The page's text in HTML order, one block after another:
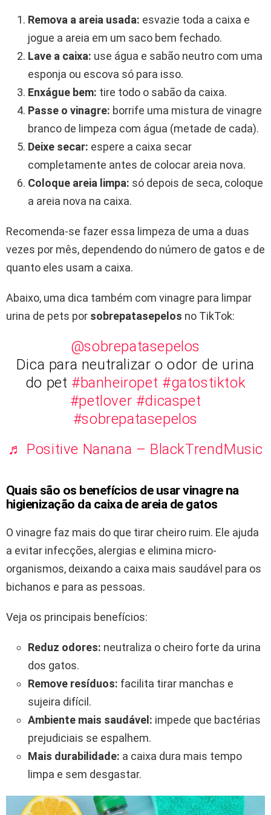
Remova a areia usada: esvazie toda a caixa e
jogue a areia em um saco bem fechado.
Lave a caixa: use água e sabão neutro com uma
esponja ou escova só para isso.
Enxágue bem: tire todo o sabão da caixa.
Passe o vinagre: borrife uma mistura de vinagre
branco de limpeza com água (metade de cada).
Deixe secar: espere a caixa secar
completamente antes de colocar areia nova.
Coloque areia limpa: só depois de seca, coloque
a areia nova na caixa.
Recomenda-se fazer essa limpeza de uma a duas
vezes por mês, dependendo do número de gatos e de
quanto eles usam a caixa.
Abaixo, uma dica também com vinagre para limpar
urina de pets por sobrepatasepelos no TikTok:
@sobrepatasepelos
Dica para neutralizar o odor de urina
do pet #banheiropet #gatostiktok
#petlover #dicaspet
#sobrepatasepelos
♬ Positive Nanana – BlackTrendMusic
Quais são os benefícios de usar vinagre na
higienização da caixa de areia de gatos
O vinagre faz mais do que tirar cheiro ruim. Ele ajuda
a evitar infecções, alergias e elimina micro-
organismos, deixando a caixa mais saudável para os
bichanos e para as pessoas.
Veja os principais benefícios:
Reduz odores: neutraliza o cheiro forte da urina
dos gatos.
Remove resíduos: facilita tirar manchas e
sujeira difícil.
Ambiente mais saudável: impede que bactérias
prejudiciais se espalhem.
Mais durabilidade: a caixa dura mais tempo
limpa e sem desgastar.